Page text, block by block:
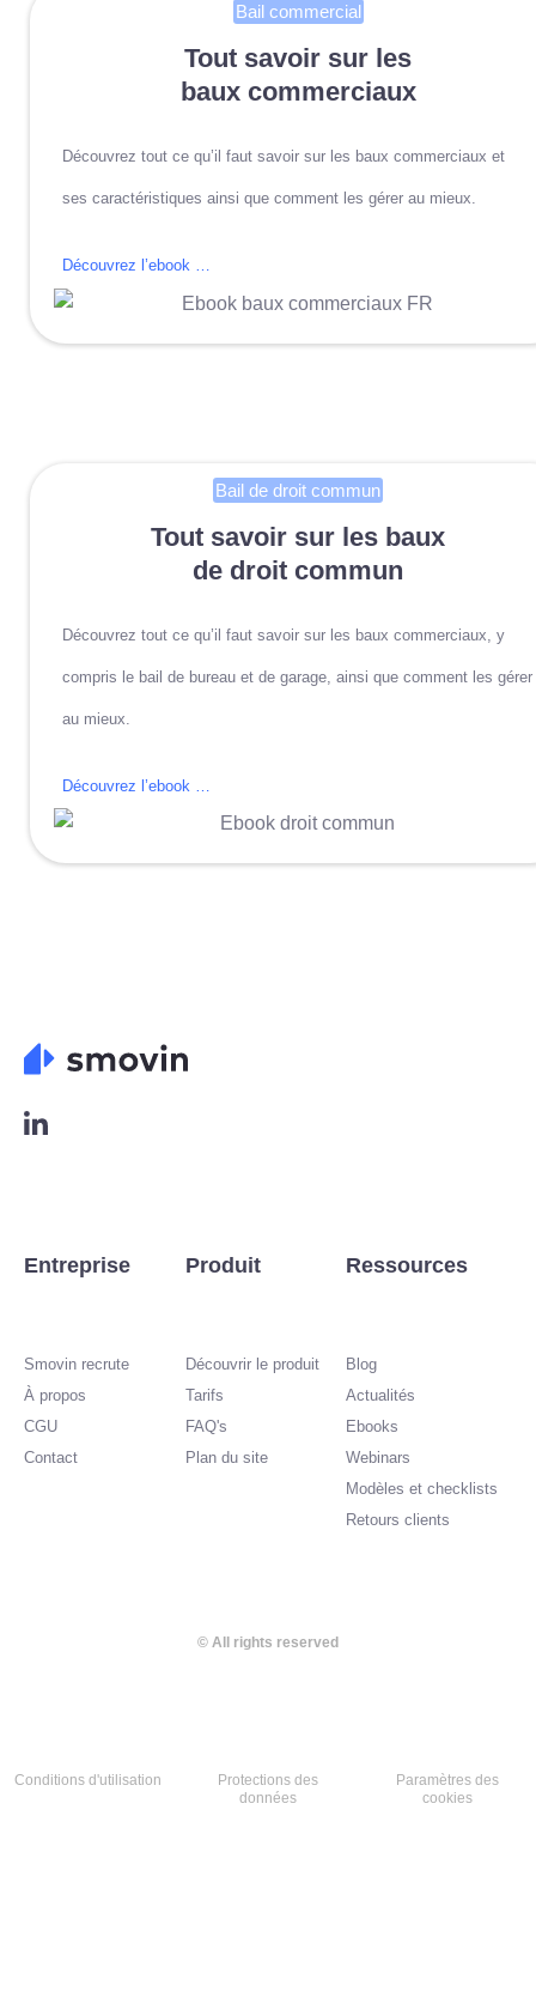
Bail commercial
Tout savoir sur les
baux commerciaux
Découvrez tout ce qu’il faut savoir sur les baux commerciaux et
ses caractéristiques ainsi que comment les gérer au mieux.
Découvrez l’ebook …
Bail de droit commun
Tout savoir sur les baux
de droit commun
Découvrez tout ce qu’il faut savoir sur les baux commerciaux, y
compris le bail de bureau et de garage, ainsi que comment les gérer
au mieux.
Découvrez l’ebook …
L
n
i
n
Entreprise
Smovin recrute
À propos
CGU
Contact
Produit
Découvrir le produit
Tarifs
FAQ's
Plan du site
Ressources
Blog
Actualités
Ebooks
Webinars
Modèles et checklists
Retours clients
© All rights reserved
Conditions d'utilisation
Protections des
données​
Paramètres des
cookies​